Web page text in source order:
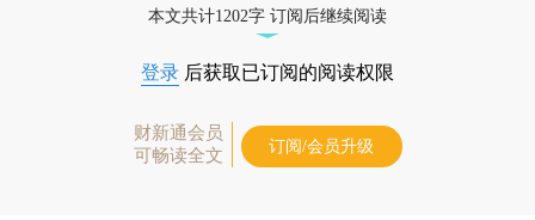
本文共计1202字 订阅后继续阅读
登录 后获取已订阅的阅读权限
财新通会员
可畅读全文
订阅/会员升级